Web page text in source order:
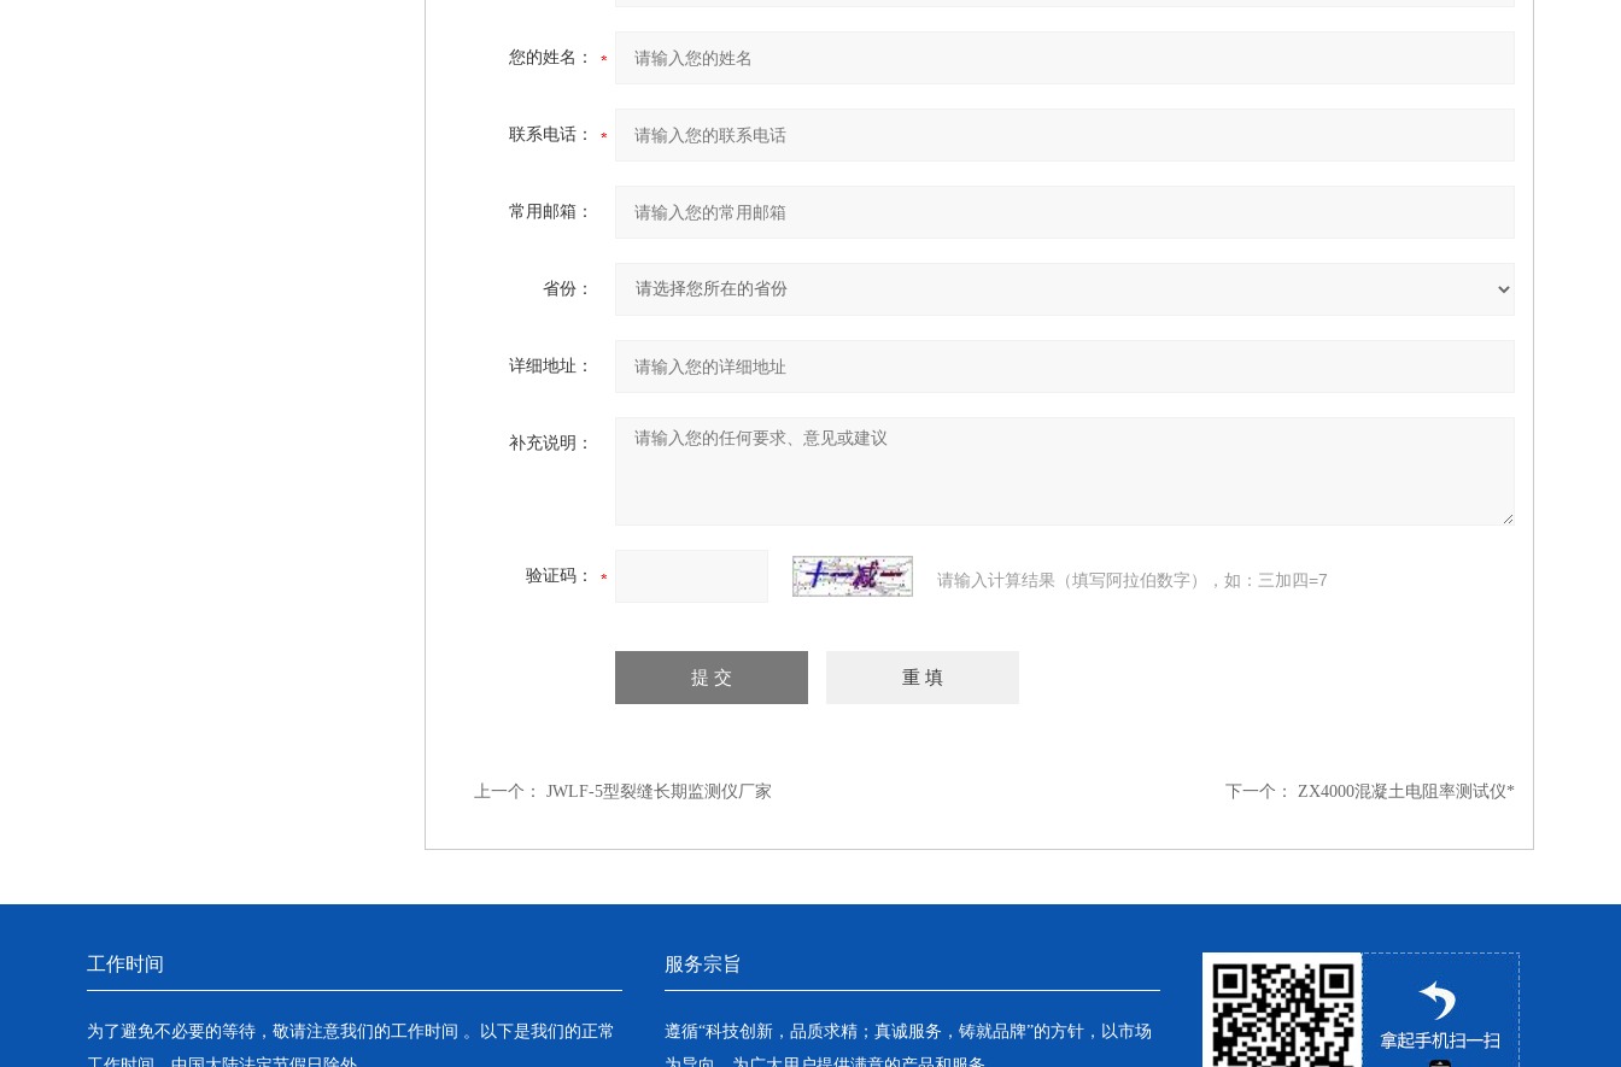
您的姓名：
联系电话：
常用邮箱：
省份：
详细地址：
补充说明：
验证码： 请输入计算结果（填写阿拉伯数字），如：三加四=7
上一个： JWLF-5型裂缝长期监测仪厂家 下一个： ZX4000混凝土电阻率测试仪*
工作时间
为了避免不必要的等待，敬请注意我们的工作时间 。以下是我们的正常
服务宗旨
遵循“科技创新，品质求精；真诚服务，铸就品牌”的方针，以市场